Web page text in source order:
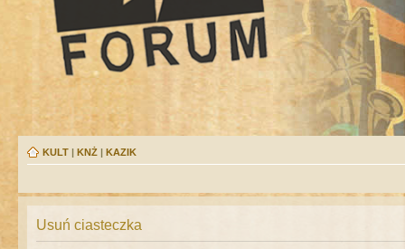
KULT | KNŻ | KAZIK
Usuń ciasteczka